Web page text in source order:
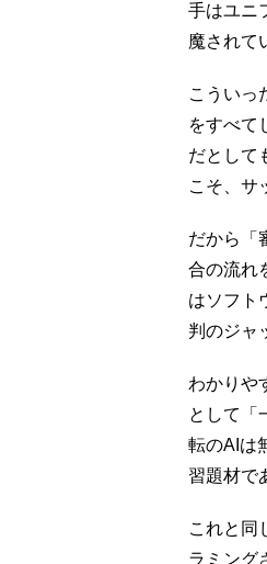
手はユニ
魔されて
こういっ
をすべて
だとして
こそ、サ
だから「
合の流れ
はソフト
判のジャ
わかりや
として「
転のAIは
習題材で
これと同
ラミング